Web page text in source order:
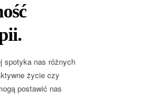
spotyka nas różnych
życie czy
postawić nas